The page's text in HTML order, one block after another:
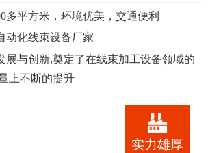
多平方米，环境优美，交通便利
动化线束设备厂家
展与创新,奠定了在线束加工设备领域的
上不断的提升
实力雄厚